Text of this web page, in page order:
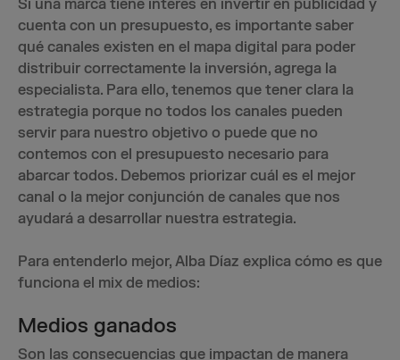
Si una marca tiene interés en invertir en publicidad y
cuenta con un presupuesto, es importante saber
qué canales existen en el mapa digital para poder
distribuir correctamente la inversión, agrega la
especialista. Para ello, tenemos que tener clara la
estrategia porque no todos los canales pueden
servir para nuestro objetivo o puede que no
contemos con el presupuesto necesario para
abarcar todos. Debemos priorizar cuál es el mejor
canal o la mejor conjunción de canales que nos
ayudará a desarrollar nuestra estrategia.
Para entenderlo mejor, Alba Díaz explica cómo es que
funciona el mix de medios:
Medios ganados
Son las consecuencias que impactan de manera